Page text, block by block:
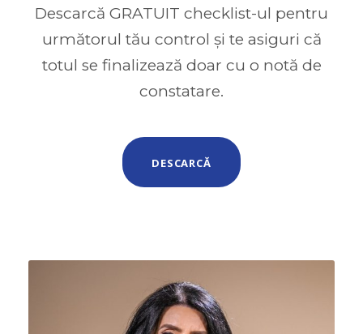
Descarcă GRATUIT checklist-ul pentru
următorul tău control și te asiguri că
totul se finalizează doar cu o notă de
constatare.
DESCARCĂ